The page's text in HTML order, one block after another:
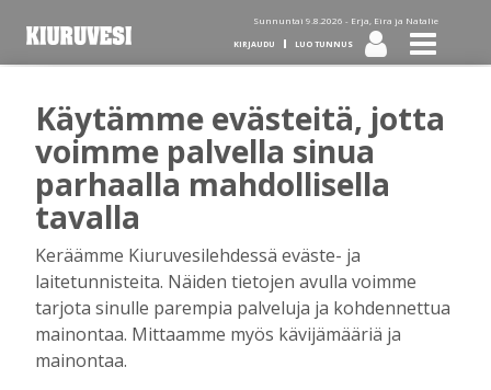
Sunnuntai 9.8.2026 - Erja, Eira ja Natalie
KIRJAUDU LUO TUNNUS
Tilaa Kiuruvesi-lehti diginä
tai kotiinkannettuna!
Kirjaudu
Sähköposti
Käytämme evästeitä, jotta
voimme palvella sinua
parhaalla mahdollisella
tavalla
Keräämme Kiuruvesilehdessä eväste- ja
laitetunnisteita. Näiden tietojen avulla voimme
tarjota sinulle parempia palveluja ja kohdennettua
mainontaa. Mittaamme myös kävijämääriä ja
mainontaa.